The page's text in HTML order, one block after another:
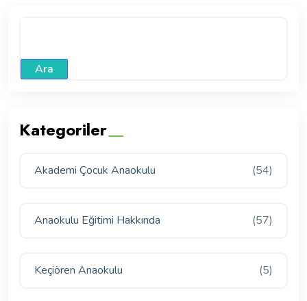
Ara
Kategoriler
Akademi Çocuk Anaokulu (54)
Anaokulu Eğitimi Hakkında (57)
Keçiören Anaokulu (5)